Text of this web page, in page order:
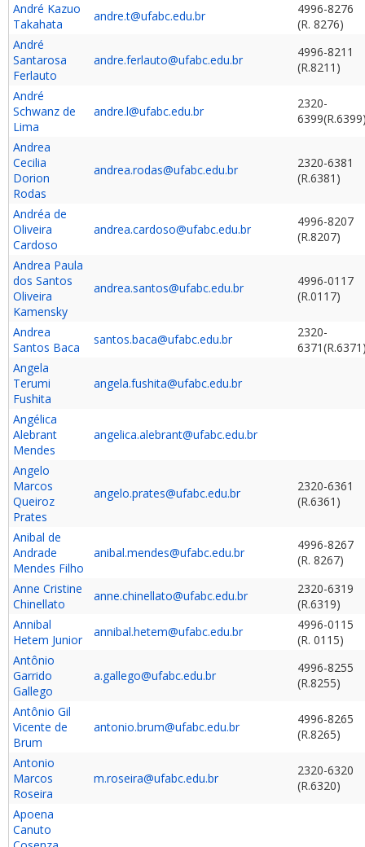
André Kazuo
Takahata
andre.t@ufabc.edu.br
4996-8276
(R. 8276)
André
Santarosa
Ferlauto
andre.ferlauto@ufabc.edu.br
4996-8211
(R.8211)
André
Schwanz de
Lima
andre.l@ufabc.edu.br
2320-
Andrea
Cecilia
Dorion
Rodas
andrea.rodas@ufabc.edu.br
2320-6381
(R.6381)
Andréa de
Oliveira
Cardoso
andrea.cardoso@ufabc.edu.br
4996-8207
(R.8207)
Andrea Paula
dos Santos
Oliveira
Kamensky
andrea.santos@ufabc.edu.br
4996-0117
(R.0117)
Andrea
Santos Baca
santos.baca@ufabc.edu.br
2320-
Angela
Terumi
Fushita
angela.fushita@ufabc.edu.br
Angélica
Alebrant
Mendes
angelica.alebrant@ufabc.edu.br
Angelo
Marcos
Queiroz
Prates
angelo.prates@ufabc.edu.br
2320-6361
(R.6361)
Anibal de
Andrade
Mendes Filho
anibal.mendes@ufabc.edu.br
4996-8267
(R. 8267)
Anne Cristine
Chinellato
anne.chinellato@ufabc.edu.br
2320-6319
(R.6319)
Annibal
Hetem Junior
annibal.hetem@ufabc.edu.br
4996-0115
(R. 0115)
Antônio
Garrido
Gallego
a.gallego@ufabc.edu.br
4996-8255
(R.8255)
Antônio Gil
Vicente de
Brum
antonio.brum@ufabc.edu.br
4996-8265
(R.8265)
Antonio
Marcos
Roseira
m.roseira@ufabc.edu.br
2320-6320
(R.6320)
Apoena
Canuto